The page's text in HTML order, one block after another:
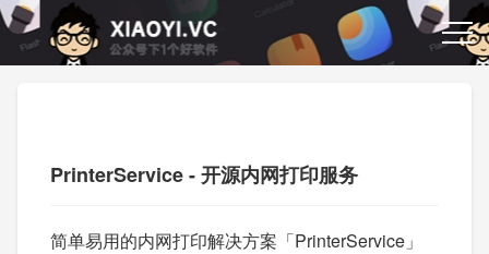
PrinterService - 开源内网打印服务
简单易用的内网打印解决方案「PrinterService」